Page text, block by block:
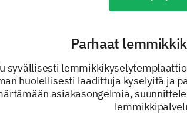
asiakaspalvelu
Halvempi hinta
Parhaat
syvällisesti
huolellisesti laadittuja kyselyitä ja
asiakasongelmia,